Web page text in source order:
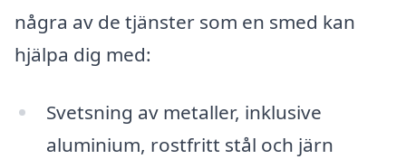
några av de tjänster som en smed kan
hjälpa dig med:
Svetsning av metaller, inklusive
aluminium, rostfritt stål och järn